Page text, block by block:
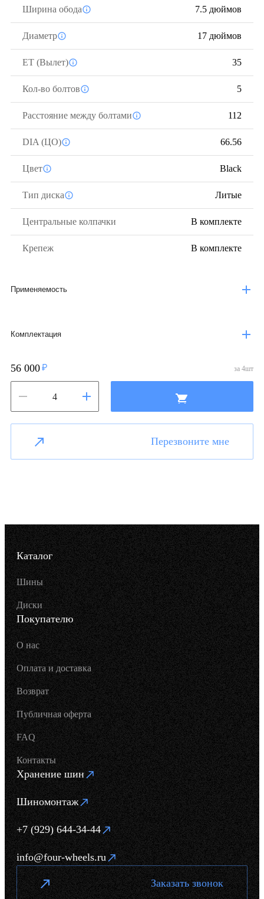
Ширина обода 7.5 дюймов
Диаметр 17 дюймов
ЕТ (Вылет) 35
Кол-во болтов 5
Расстояние между болтами 112
DIA (ЦО) 66.56
Цвет Black
Тип диска Литые
Центральные колпачки В комплекте
Крепеж В комплекте
Применяемость
Комплектация
56 000 за 4шт
Перезвоните мне
Каталог
Шины
Диски
Покупателю
О нас
Оплата и доставка
Возврат
Публичная оферта
FAQ
Контакты
Хранение шин
Шиномонтаж
+7 (929) 644-34-44
info@four-wheels.ru
Заказать звонок